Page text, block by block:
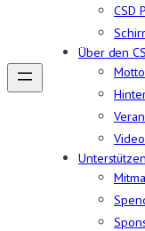
CSD
Über den
Unterstützen